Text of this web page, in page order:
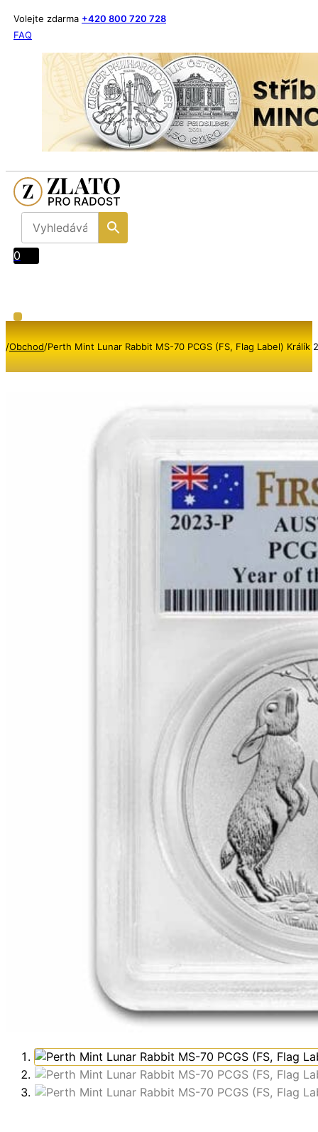
Volejte zdarma +420 800 720 728
FAQ
0
/Obchod/Perth Mint Lunar Rabbit MS-70 PCGS (FS, Flag Label) Králík